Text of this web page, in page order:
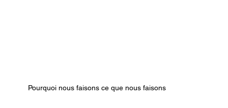
Pourquoi nous faisons ce que nous faisons